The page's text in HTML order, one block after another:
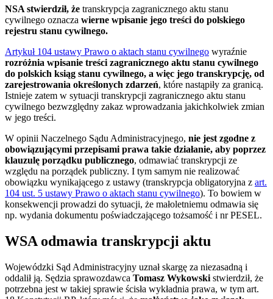
NSA stwierdził, że transkrypcja zagranicznego aktu stanu
cywilnego oznacza wierne wpisanie jego treści do polskiego
rejestru stanu cywilnego.
Artykuł 104 ustawy Prawo o aktach stanu cywilnego wyraźnie
rozróżnia wpisanie treści zagranicznego aktu stanu cywilnego
do polskich ksiąg stanu cywilnego, a więc jego transkrypcję, od
zarejestrowania określonych zdarzeń, które nastąpiły za granicą.
Istnieje zatem w sytuacji transkrypcji zagranicznego aktu stanu
cywilnego bezwzględny zakaz wprowadzania jakichkolwiek zmian
w jego treści.
W opinii Naczelnego Sądu Administracyjnego, nie jest zgodne z
obowiązującymi przepisami prawa takie działanie, aby poprzez
klauzulę porządku publicznego, odmawiać transkrypcji ze
względu na porządek publiczny. I tym samym nie realizować
obowiązku wynikającego z ustawy (transkrypcja obligatoryjna z art.
104 ust. 5 ustawy Prawo o aktach stanu cywilnego). To bowiem w
konsekwencji prowadzi do sytuacji, że małoletniemu odmawia się
np. wydania dokumentu poświadczającego tożsamość i nr PESEL.
WSA odmawia transkrypcji aktu
Wojewódzki Sąd Administracyjny uznał skargę za niezasadną i
oddalił ją. Sędzia sprawozdawca Tomasz Wykowski stwierdził, że
potrzebna jest w takiej sprawie ścisła wykładnia prawa, w tym art.